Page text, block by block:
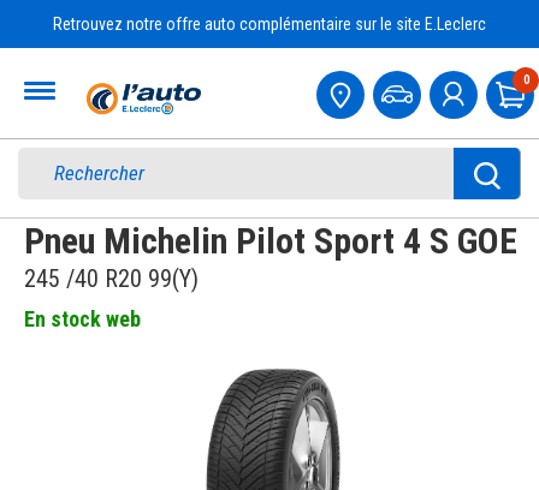
Retrouvez notre offre auto complémentaire sur le site E.Leclerc
0
Pneu Michelin Pilot Sport 4 S GOE
245 /40 R20 99(Y)
En stock web